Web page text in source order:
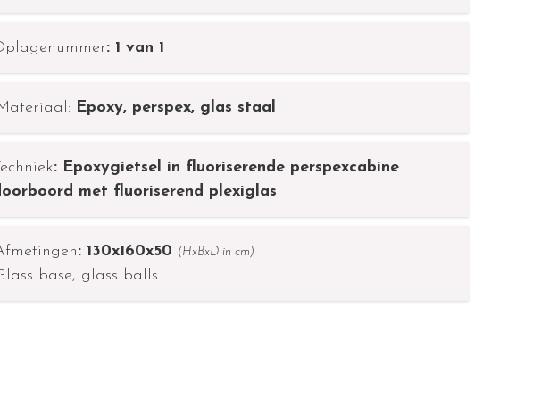
: 1 van 1
Epoxy, perspex, glas staal
: Epoxygietsel in fluoriserende perspexcabine
met fluoriserend plexiglas
: 130x160x50 (HxBxD in cm)
base, glass balls